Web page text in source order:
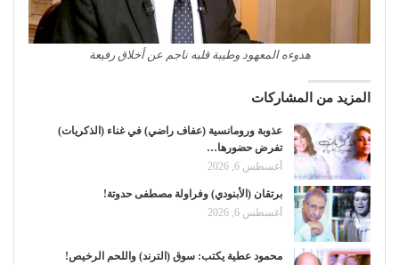
هدوءه المعهود وطيبة قلبه ناجم عن أخلاق رفيعة
المزيد من المشاركات
عذوبة ورومانسية (عفاف راضي) في غناء (الذكريات)
تفرض حضورها…
أغسطس 6, 2026
برتقان (الأبنودي) وفراولة مصطفى حدوتة!
أغسطس 6, 2026
محمود عطية يكتب: سوق (الترند) واللحم الرخيص!